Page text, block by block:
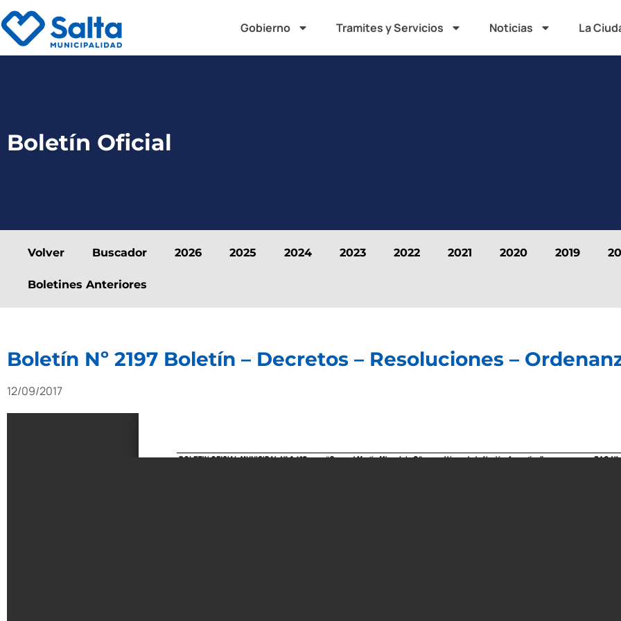
Gobierno Tramites y Servicios Noticias La
Boletín Oficial
Volver Buscador 2026 2025 2024 2023 2022 2021 2020 2019
Boletines Anteriores
Boletín Nº 2197 Boletín – Decretos – Resoluciones –
12/09/2017